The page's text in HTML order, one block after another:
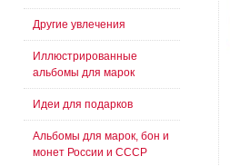
Другие увлечения
Иллюстрированные
альбомы для марок
Идеи для подарков
Альбомы для марок, бон и
монет России и СССР